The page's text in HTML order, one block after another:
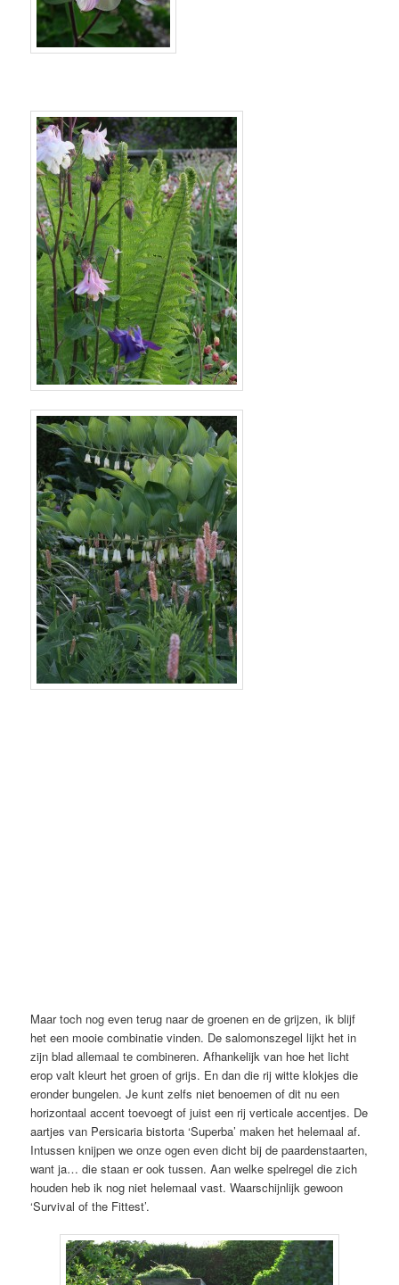
Maar toch nog even terug naar de groenen en de grijzen, ik blijf
het een mooie combinatie vinden. De salomonszegel lijkt het in
zijn blad allemaal te combineren. Afhankelijk van hoe het licht
erop valt kleurt het groen of grijs. En dan die rij witte klokjes die
eronder bungelen. Je kunt zelfs niet benoemen of dit nu een
horizontaal accent toevoegt of juist een rij verticale accentjes. De
aartjes van Persicaria bistorta ‘Superba’ maken het helemaal af.
Intussen knijpen we onze ogen even dicht bij de paardenstaarten,
want ja… die staan er ook tussen. Aan welke spelregel die zich
houden heb ik nog niet helemaal vast. Waarschijnlijk gewoon
‘Survival of the Fittest’.